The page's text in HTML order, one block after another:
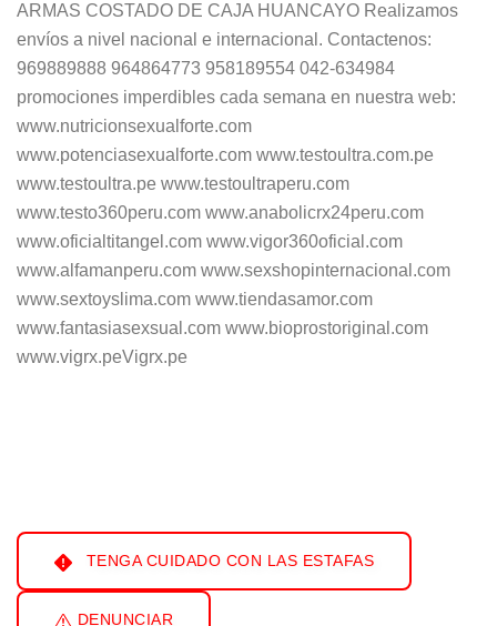
ARMAS COSTADO DE CAJA HUANCAYO Realizamos
envíos a nivel nacional e internacional. Contactenos:
969889888 964864773 958189554 042-634984
promociones imperdibles cada semana en nuestra web:
www.nutricionsexualforte.com
www.potenciasexualforte.com www.testoultra.com.pe
www.testoultra.pe www.testoultraperu.com
www.testo360peru.com www.anabolicrx24peru.com
www.oficialtitangel.com www.vigor360oficial.com
www.alfamanperu.com www.sexshopinternacional.com
www.sextoyslima.com www.tiendasamor.com
www.fantasiasexsual.com www.bioprostoriginal.com
www.vigrx.peVigrx.pe
TENGA CUIDADO CON LAS ESTAFAS
DENUNCIAR